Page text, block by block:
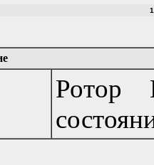
Ротор